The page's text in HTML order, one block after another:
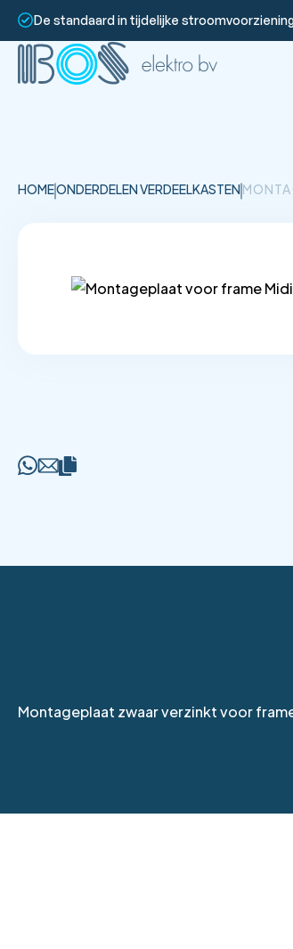
De standaard in tijdelijke
HOMEONDERDELEN VERDEELKASTEN
Montageplaat zwaar verzinkt voor